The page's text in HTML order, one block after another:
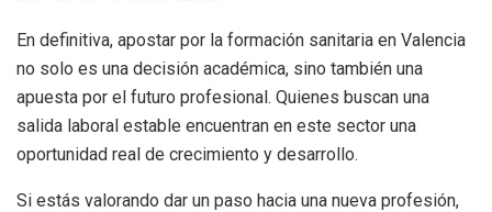
En definitiva, apostar por la formación sanitaria en Valencia
no solo es una decisión académica, sino también una
apuesta por el futuro profesional. Quienes buscan una
salida laboral estable encuentran en este sector una
oportunidad real de crecimiento y desarrollo.
Si estás valorando dar un paso hacia una nueva profesión,